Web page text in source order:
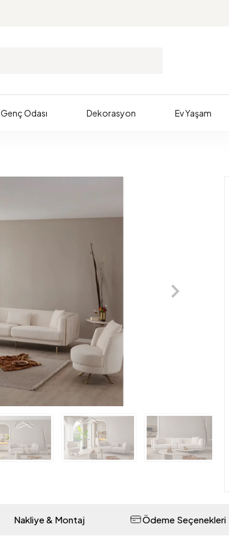
Genç Odası Dekorasyon Ev Yaşam
Nakliye & Montaj Ödeme Seçenekleri